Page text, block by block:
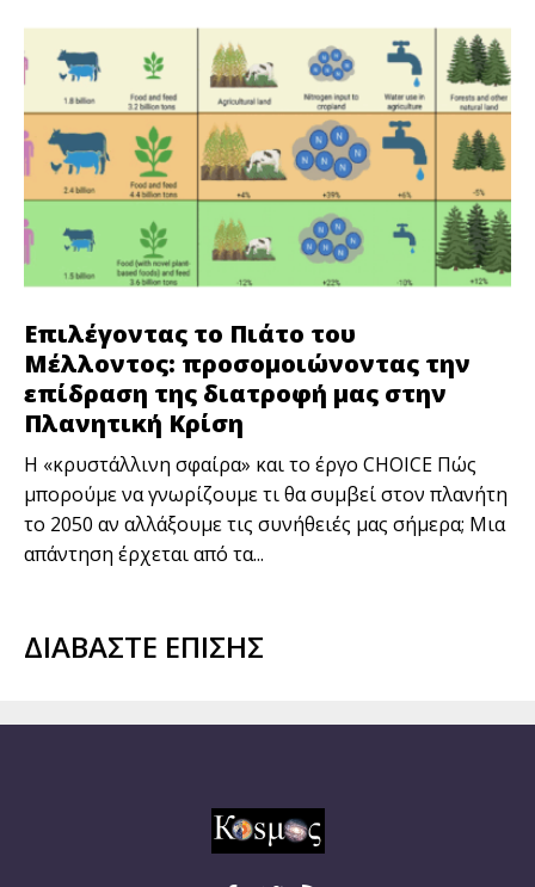
Επιλέγοντας το Πιάτο του
Μέλλοντος: προσομοιώνοντας την
επίδραση της διατροφή μας στην
Πλανητική Κρίση
Η «κρυστάλλινη σφαίρα» και το έργο CHOICE Πώς
μπορούμε να γνωρίζουμε τι θα συμβεί στον πλανήτη
το 2050 αν αλλάξουμε τις συνήθειές μας σήμερα; Μια
απάντηση έρχεται από τα...
ΔΙΑΒΑΣΤΕ ΕΠΙΣΗΣ